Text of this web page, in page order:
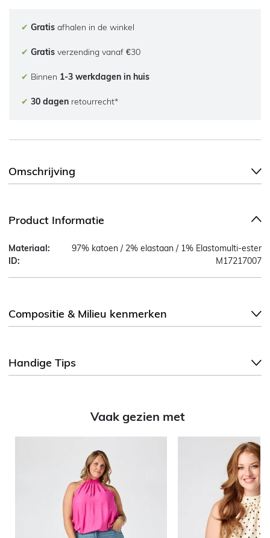
✔ Gratis afhalen in de winkel
✔ Gratis verzending vanaf €30
✔ Binnen 1-3 werkdagen in huis
✔ 30 dagen retourrecht*
Omschrijving
Product Informatie
Materiaal:
97% katoen / 2% elastaan / 1% Elastomulti-ester
ID:
M17217007
Compositie & Milieu kenmerken
Handige Tips
Vaak gezien met